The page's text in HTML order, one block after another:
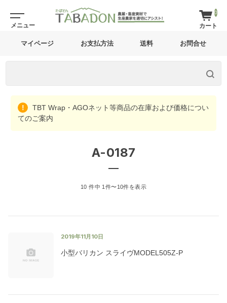
0
マイページ お支払方法 送料 お問合せ
TBT Wrap・AGOネット等商品の在庫および価格につい
てのご案内
A-0187
10 件中 1件〜10件を表示
2019年11月10日
小型バリカン スライヴMODEL505Z-P